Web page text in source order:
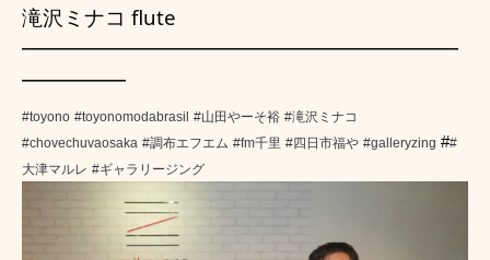
滝沢ミナコ flute
━━━━━━━━━━━━━━━━━━━━━
━━━━━
#toyono #toyonomodabrasil #山田やーそ裕 #滝沢ミナコ
#chovechuvaosaka #調布エフエム #fm千里 #四日市福や #galleryzing ##
大津マルレ #ギャラリージング